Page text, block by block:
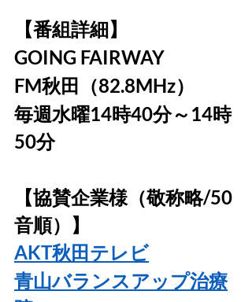
【番組詳細】
GOING FAIRWAY
FM秋田（82.8MHz）
毎週水曜14時40分～14時
50分
【協賛企業様（敬称略/50
音順）】
AKT秋田テレビ
青山バランスアップ治療